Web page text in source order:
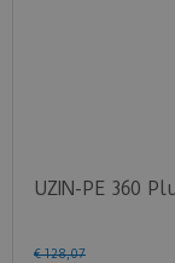
UZIN-PE 360
€ 128,07